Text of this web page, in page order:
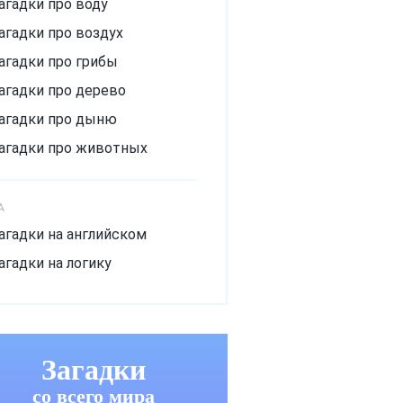
про воду
про воздух
про грибы
про дерево
про дыню
про животных
про лёд
про лето
про мороз
про огурец
на английском
на логику
Загадки
со всего мира